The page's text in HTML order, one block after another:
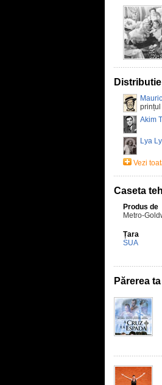
Akim
Lya
Vezi
Caseta
Produs de
Metro-
Țara
SUA
Părerea ta